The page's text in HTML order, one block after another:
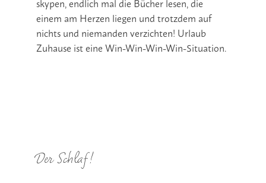
einem am Herzen liegen und trotzdem auf
nichts und niemanden verzichten! Urlaub
Zuhause ist eine Win-Win-Win-Win-Situation.
Der Schlaf!